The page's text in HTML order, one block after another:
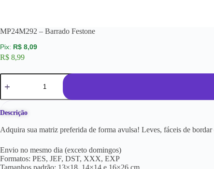
MP24M292 – Barrado Festone
R$ 8,09
R$ 8,99
Descrição
Adquira sua matriz preferida de forma avulsa! Leves, fáceis de
Envio no mesmo dia (exceto domingos)
Formatos: PES, JEF, DST, XXX, EXP
Tamanhos padrão: 13×18, 14×14 e 16×26 cm